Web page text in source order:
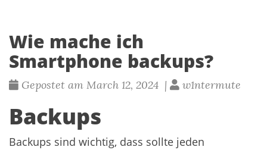
Wie mache ich
Smartphone backups?
Gepostet am March 12, 2024 | w1ntermute
Backups
Backups sind wichtig, dass sollte jeden